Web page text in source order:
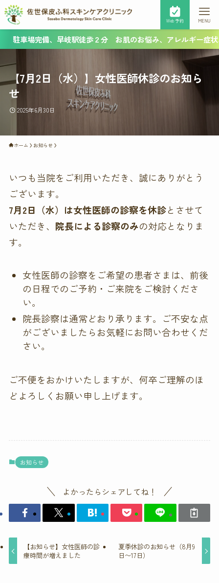
Web予約 MENU
駐車場完備、早岐駅徒歩２分 お肌のお悩み、アレルギー症状、
【7月2日（水）】女性医師休診のお知ら
せ
2025年6月30日
ホーム お知らせ
いつも当院をご利用いただき、誠にありがとう
ございます。
7月2日（水）は女性医師の診察を休診とさせて
いただき、 院長による診察のみの対応となりま
す。
女性医師の診察をご希望の患者さまは、前後
の日程でのご予約・ご来院をご検討くださ
い。
院長診察は通常どおり承ります。ご不安な点
がございましたらお気軽にお問い合わせくだ
さい。
ご不便をおかけいたしますが、何卒ご理解のほ
どよろしくお願い申し上げます。
お知らせ
よかったらシェアしてね！
【お知らせ】女性医師の診
療時間が増えました
夏季休診のお知らせ（8月9
日〜17日）